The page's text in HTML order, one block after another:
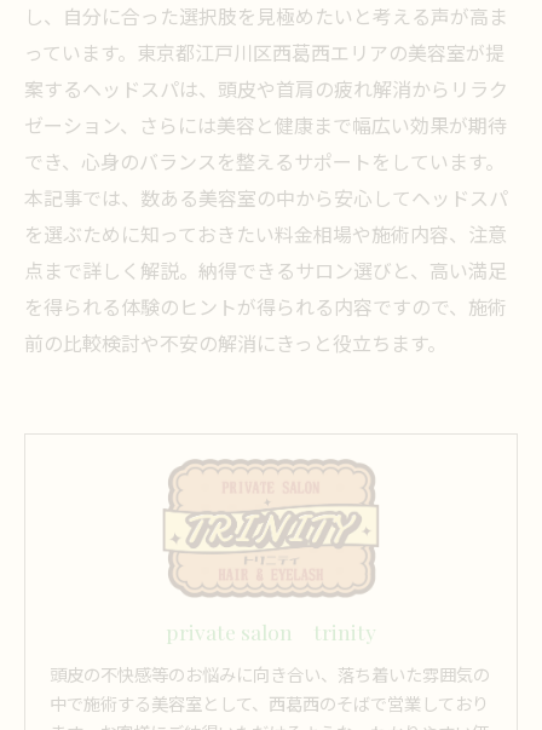
し、自分に合った選択肢を見極めたいと考える声が高ま
っています。東京都江戸川区西葛西エリアの美容室が提
案するヘッドスパは、頭皮や首肩の疲れ解消からリラク
ゼーション、さらには美容と健康まで幅広い効果が期待
でき、心身のバランスを整えるサポートをしています。
本記事では、数ある美容室の中から安心してヘッドスパ
を選ぶために知っておきたい料金相場や施術内容、注意
点まで詳しく解説。納得できるサロン選びと、高い満足
を得られる体験のヒントが得られる内容ですので、施術
前の比較検討や不安の解消にきっと役立ちます。
private salon trinity
頭皮の不快感等のお悩みに向き合い、落ち着いた雰囲気の
中で施術する美容室として、西葛西のそばで営業しており